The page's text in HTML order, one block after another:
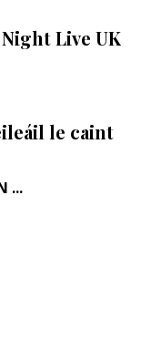
Live UK
le caint
...